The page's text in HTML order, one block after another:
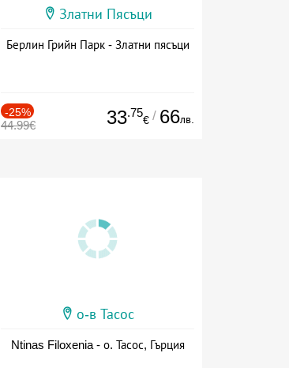
Златни Пясъци
Берлин Грийн Парк - Златни пясъци
-25%
44.99€ 33.75
€ / 66лв.
о-в Тасос
Ntinas Filoxenia - о. Тасос, Гърция